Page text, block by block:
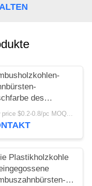
des
Exw price $0.2-0.8/pc MOQ:100pcs
Plastikholzkohle